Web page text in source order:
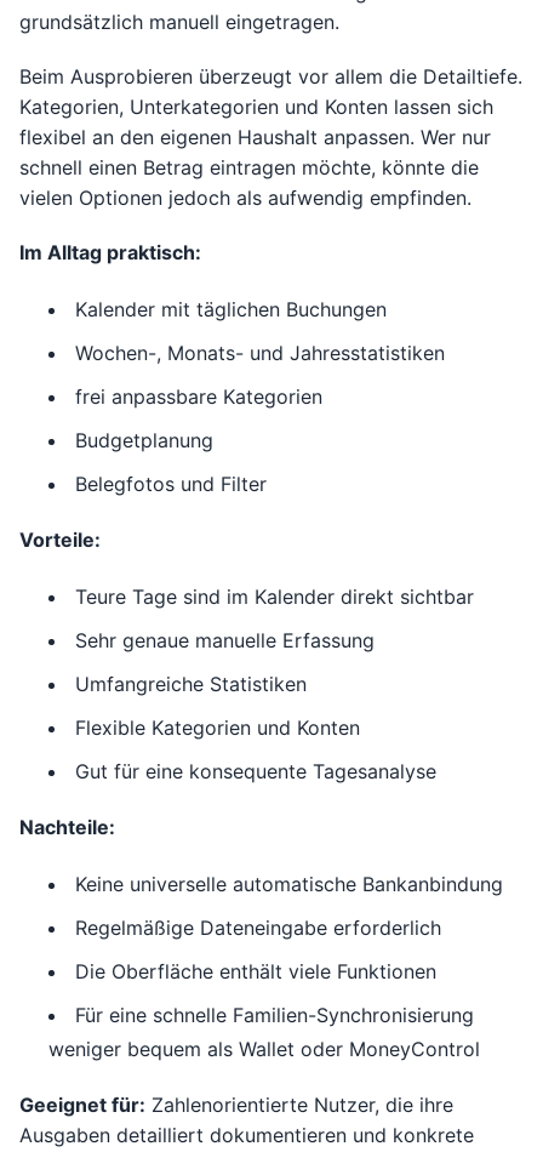
grundsätzlich manuell eingetragen.
Beim Ausprobieren überzeugt vor allem die Detailtiefe.
Kategorien, Unterkategorien und Konten lassen sich
flexibel an den eigenen Haushalt anpassen. Wer nur
schnell einen Betrag eintragen möchte, könnte die
vielen Optionen jedoch als aufwendig empfinden.
Im Alltag praktisch:
Kalender mit täglichen Buchungen
Wochen-, Monats- und Jahresstatistiken
frei anpassbare Kategorien
Budgetplanung
Belegfotos und Filter
Vorteile:
Teure Tage sind im Kalender direkt sichtbar
Sehr genaue manuelle Erfassung
Umfangreiche Statistiken
Flexible Kategorien und Konten
Gut für eine konsequente Tagesanalyse
Nachteile:
Keine universelle automatische Bankanbindung
Regelmäßige Dateneingabe erforderlich
Die Oberfläche enthält viele Funktionen
Für eine schnelle Familien-Synchronisierung
weniger bequem als Wallet oder MoneyControl
Geeignet für: Zahlenorientierte Nutzer, die ihre
Ausgaben detailliert dokumentieren und konkrete